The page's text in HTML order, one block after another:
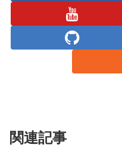
関連記事